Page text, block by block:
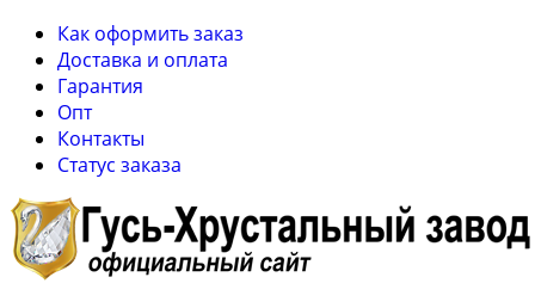
Как оформить заказ
Доставка и оплата
Гарантия
Опт
Контакты
Cтатус заказа